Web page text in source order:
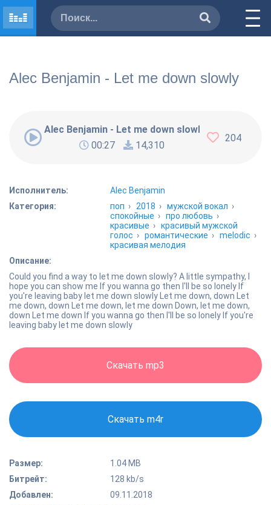
Alec Benjamin - Let me down slowly
Alec Benjamin - Let me down slowly
00:27
14,310
204
Исполнитель:
Alec Benjamin
Категория:
поп › 2018 ›мужской вокал ›
спокойные ›про любовь ›
красивые ›красивый мужской
голос ›романтические ›melodic ›
красивая мелодия
Описание:
Could you find a way to let me down slowly? A little sympathy, I
hope you can show me If you wanna go then I'll be so lonely If
you're leaving baby let me down slowly Let me down, down Let
me down, down Let me down, let me down Down, let me down,
down Let me down If you wanna go then I'll be so lonely If you're
leaving baby let me down slowly
Скачать mp3
Скачать m4r
Размер:
1.04 MB
Битрейт:
128 kb/s
Добавлен:
09.11.2018